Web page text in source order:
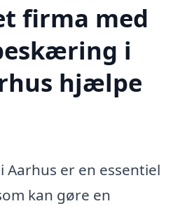
firma med
i
hjælpe
er en essentiel
kan gøre en